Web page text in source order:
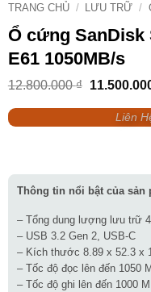
TRANG CHỦ / LƯU TRỮ /
Ổ cứng SanDisk
E61 1050MB/s
12.800.000₫
Giá
là:
Liên
Thông tin nổi bật của sản
– Tổng dung lượng lưu trữ
– USB 3.2 Gen 2, USB-C
– Kích thước 8.89 x 52.3 x
– Tốc độ đọc lên đến 1050
– Tốc độ ghi lên đến 1000